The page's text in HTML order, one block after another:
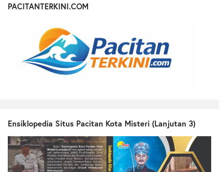
PACITANTERKINI.COM
Ensiklopedia Situs Pacitan Kota Misteri (Lanjutan 3)